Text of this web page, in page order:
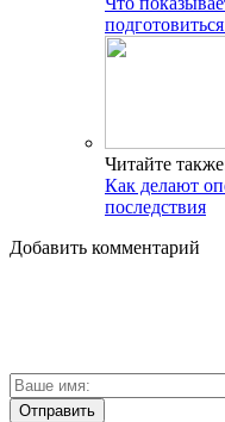
Читайте
Как делают
последствия
Добавить комментарий